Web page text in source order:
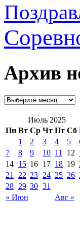
Архив
Июль 2025
Пн Вт Ср Чт Пт Сб
« Июн Авг »
1 2 3 4 5
7
8 9 10 11 12
14 15 16 17 18 19
21
22 23 24 25 26
28 29 30 31